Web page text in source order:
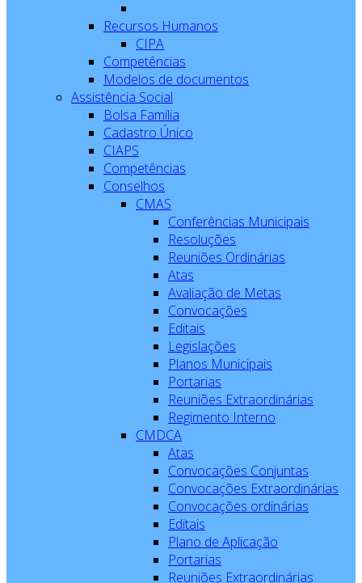
Recursos Humanos
CIPA
Competências
Modelos de documentos
Assistência Social
Bolsa Família
Cadastro Único
CIAPS
Competências
Conselhos
CMAS
Conferências Municipais
Resoluções
Reuniões Ordinárias
Atas
Avaliação de Metas
Convocações
Editais
Legislações
Planos Municipais
Portarias
Reuniões Extraordinárias
Regimento Interno
CMDCA
Atas
Convocações Conjuntas
Convocações Extraordinárias
Convocações ordinárias
Editais
Plano de Aplicação
Portarias
Reuniões Extraordinárias